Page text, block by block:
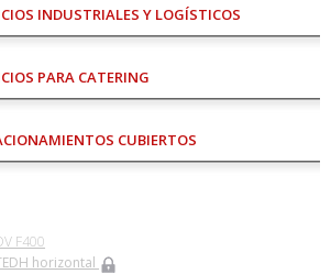
INDUSTRIALES Y LOGÍSTICOS
PARA CATERING
CUBIERTOS
F400
horizontal